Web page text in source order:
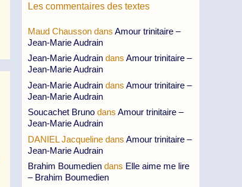
Les commentaires des textes
Maud Chausson dans Amour trinitaire –
Jean-Marie Audrain
Jean-Marie Audrain dans Amour trinitaire –
Jean-Marie Audrain
Jean-Marie Audrain dans Amour trinitaire –
Jean-Marie Audrain
Soucachet Bruno dans Amour trinitaire –
Jean-Marie Audrain
DANIEL Jacqueline dans Amour trinitaire –
Jean-Marie Audrain
Brahim Boumedien dans Elle aime me lire
– Brahim Boumedien